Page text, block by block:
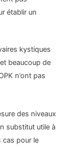
établir un
kystiques
beaucoup de
n’ont pas
des niveaux
substitut utile à
cas pour le